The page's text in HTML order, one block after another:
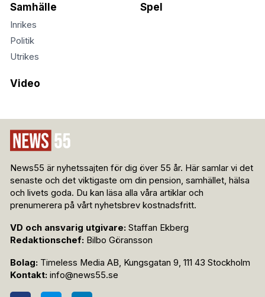
Samhälle
Inrikes
Politik
Utrikes
Spel
Video
News55 är nyhetssajten för dig över 55 år. Här samlar vi det
senaste och det viktigaste om din pension, samhället, hälsa
och livets goda. Du kan läsa alla våra artiklar och
prenumerera på vårt nyhetsbrev kostnadsfritt.
VD och ansvarig utgivare: Staffan Ekberg
Redaktionschef: Bilbo Göransson
Bolag: Timeless Media AB, Kungsgatan 9, 111 43 Stockholm
Kontakt: info@news55.se